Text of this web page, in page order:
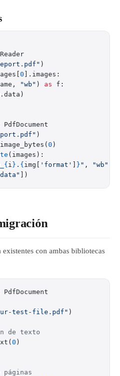
)
0 ].images:
"wb" ) as f:
PdfDocument
)
0 )
(images):
{ i } . { img[ 'format' } " , "wb"
])
con ambas bibliotecas
PdfDocument
test-file.pdf" )
de texto
0 )